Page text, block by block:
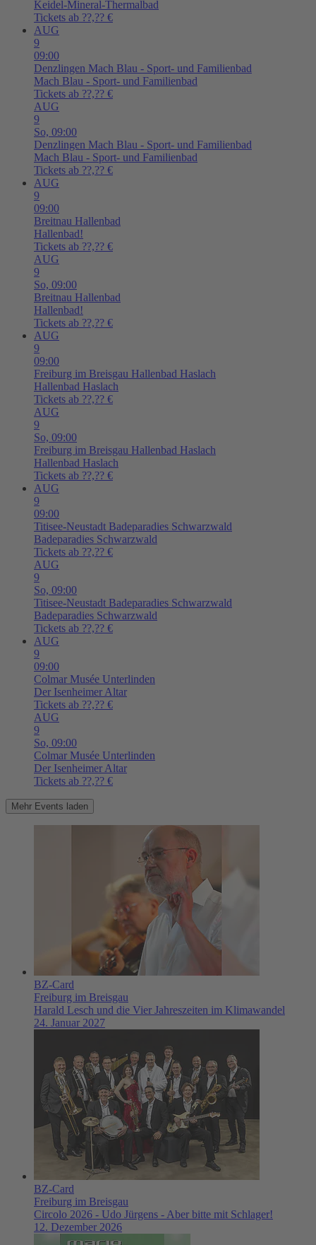
Keidel-Mineral-Thermalbad
Tickets ab ??,?? €
AUG
9
09:00
Denzlingen Mach Blau - Sport- und Familienbad
Mach Blau - Sport- und Familienbad
Tickets ab ??,?? €
AUG
9
So, 09:00
Denzlingen Mach Blau - Sport- und Familienbad
Mach Blau - Sport- und Familienbad
Tickets ab ??,?? €
AUG
9
09:00
Breitnau Hallenbad
Hallenbad!
Tickets ab ??,?? €
AUG
9
So, 09:00
Breitnau Hallenbad
Hallenbad!
Tickets ab ??,?? €
AUG
9
09:00
Freiburg im Breisgau Hallenbad Haslach
Hallenbad Haslach
Tickets ab ??,?? €
AUG
9
So, 09:00
Freiburg im Breisgau Hallenbad Haslach
Hallenbad Haslach
Tickets ab ??,?? €
AUG
9
09:00
Titisee-Neustadt Badeparadies Schwarzwald
Badeparadies Schwarzwald
Tickets ab ??,?? €
AUG
9
So, 09:00
Titisee-Neustadt Badeparadies Schwarzwald
Badeparadies Schwarzwald
Tickets ab ??,?? €
AUG
9
09:00
Colmar Musée Unterlinden
Der Isenheimer Altar
Tickets ab ??,?? €
AUG
9
So, 09:00
Colmar Musée Unterlinden
Der Isenheimer Altar
Tickets ab ??,?? €
Mehr Events laden
BZ-Card
Freiburg im Breisgau
Harald Lesch und die Vier Jahreszeiten im Klimawandel
24. Januar 2027
BZ-Card
Freiburg im Breisgau
Circolo 2026 - Udo Jürgens - Aber bitte mit Schlager!
12. Dezember 2026